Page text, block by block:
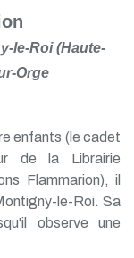
le-Roi (Haute-
Orge
enfants (le cadet
de la Librairie
Flammarion), il
le-Roi. Sa
observe une